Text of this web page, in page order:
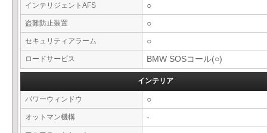
インテリジェントAFS ○
盗難防止装置 ○
セキュリティアラーム ○
ロードサービス BMW SOSコール(○)
インテリア
パワーウィンドウ ○
オットマン機構 -